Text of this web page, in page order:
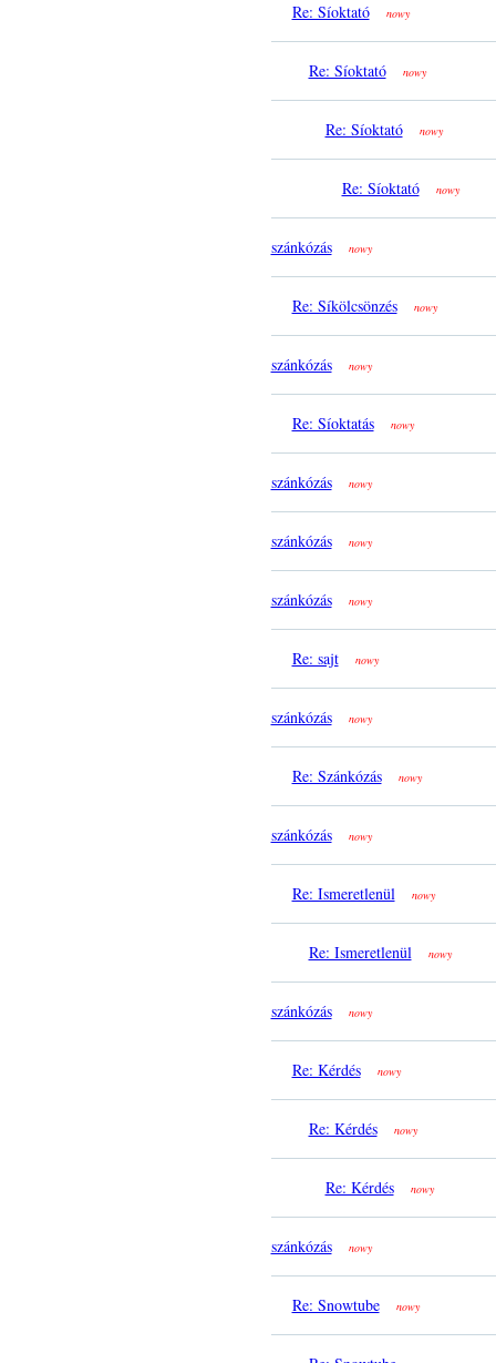
Re: Síoktató nowy
Re: Síoktató nowy
Re: Síoktató nowy
Re: Síoktató nowy
szánkózás nowy
Re: Síkölcsönzés nowy
szánkózás nowy
Re: Síoktatás nowy
szánkózás nowy
szánkózás nowy
szánkózás nowy
Re: sajt nowy
szánkózás nowy
Re: Szánkózás nowy
szánkózás nowy
Re: Ismeretlenül nowy
Re: Ismeretlenül nowy
szánkózás nowy
Re: Kérdés nowy
Re: Kérdés nowy
Re: Kérdés nowy
szánkózás nowy
Re: Snowtube nowy